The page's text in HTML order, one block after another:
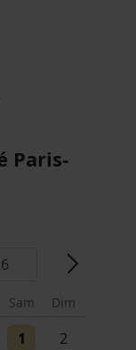
Paris-
Suivant -
Sam Dim
1
Un évènement
2